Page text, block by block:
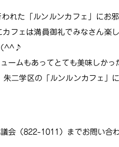
れた「ルンルンカフェ」にお
フェは満員御礼でみなさん楽
(^^♪
ームもあってとても美味しかっ
二学区の「ルンルンカフェ」
会（822-1011）までお問い合